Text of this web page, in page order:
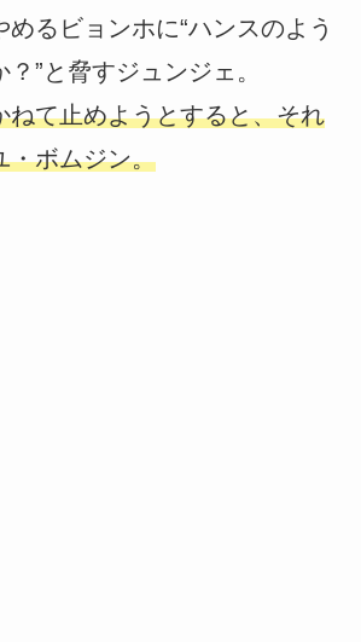
るビョンホに“ハンスのよう
”と脅すジュンジェ。
ねて止めようとすると、それ
・ボムジン。